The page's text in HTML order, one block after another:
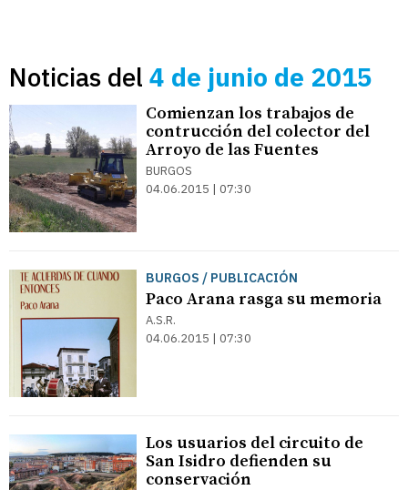
Noticias del 4 de junio de 2015
Comienzan los trabajos de
contrucción del colector del
Arroyo de las Fuentes
BURGOS
04.06.2015 | 07:30
BURGOS / PUBLICACIÓN
Paco Arana rasga su memoria
A.S.R.
04.06.2015 | 07:30
Los usuarios del circuito de
San Isidro defienden su
conservación